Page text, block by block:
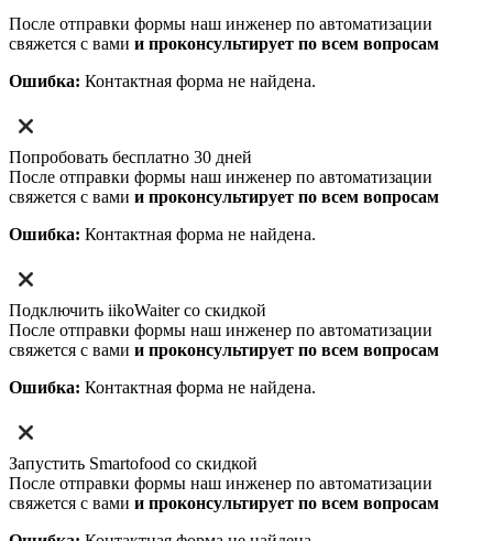
После отправки формы наш инженер по автоматизации
свяжется с вами и проконсультирует по всем вопросам
Ошибка: Контактная форма не найдена.
Попробовать бесплатно 30 дней
После отправки формы наш инженер по автоматизации
свяжется с вами и проконсультирует по всем вопросам
Ошибка: Контактная форма не найдена.
Подключить iikoWaiter со скидкой
После отправки формы наш инженер по автоматизации
свяжется с вами и проконсультирует по всем вопросам
Ошибка: Контактная форма не найдена.
Запустить Smartofood со скидкой
После отправки формы наш инженер по автоматизации
свяжется с вами и проконсультирует по всем вопросам